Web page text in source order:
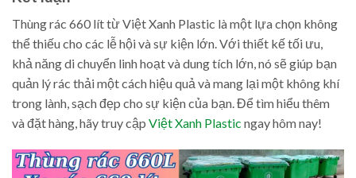
Thùng rác 660 lít từ Việt Xanh Plastic là một lựa chọn không
thể thiếu cho các lễ hội và sự kiện lớn. Với thiết kế tối ưu,
khả năng di chuyển linh hoạt và dung tích lớn, nó sẽ giúp bạn
quản lý rác thải một cách hiệu quả và mang lại một không khí
trong lành, sạch đẹp cho sự kiện của bạn. Để tìm hiểu thêm
và đặt hàng, hãy truy cập Việt Xanh Plastic ngay hôm nay!